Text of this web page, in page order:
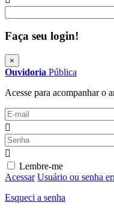
Faça seu login!
×
Ouvidoria Pública
Acesse para acompanhar o
Lembre-me
Acessar Usuário ou senha
Esqueci a senha